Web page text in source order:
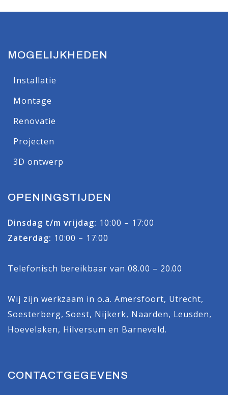
MOGELIJKHEDEN
Installatie
Montage
Renovatie
Projecten
3D ontwerp
OPENINGSTIJDEN
Dinsdag t/m vrijdag: 10:00 – 17:00
Zaterdag: 10:00 – 17:00
Telefonisch bereikbaar van 08.00 – 20.00
Wij zijn werkzaam in o.a. Amersfoort, Utrecht,
Soesterberg,Soest, Nijkerk, Naarden, Leusden,
Hoevelaken, Hilversum en Barneveld.
CONTACTGEGEVENS